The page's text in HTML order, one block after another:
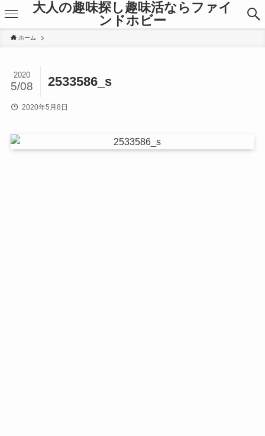
大人の趣味探し趣味活ならファイ
ンドホビー
ホーム
2533586_s
2020
5/08
2020年5月8日